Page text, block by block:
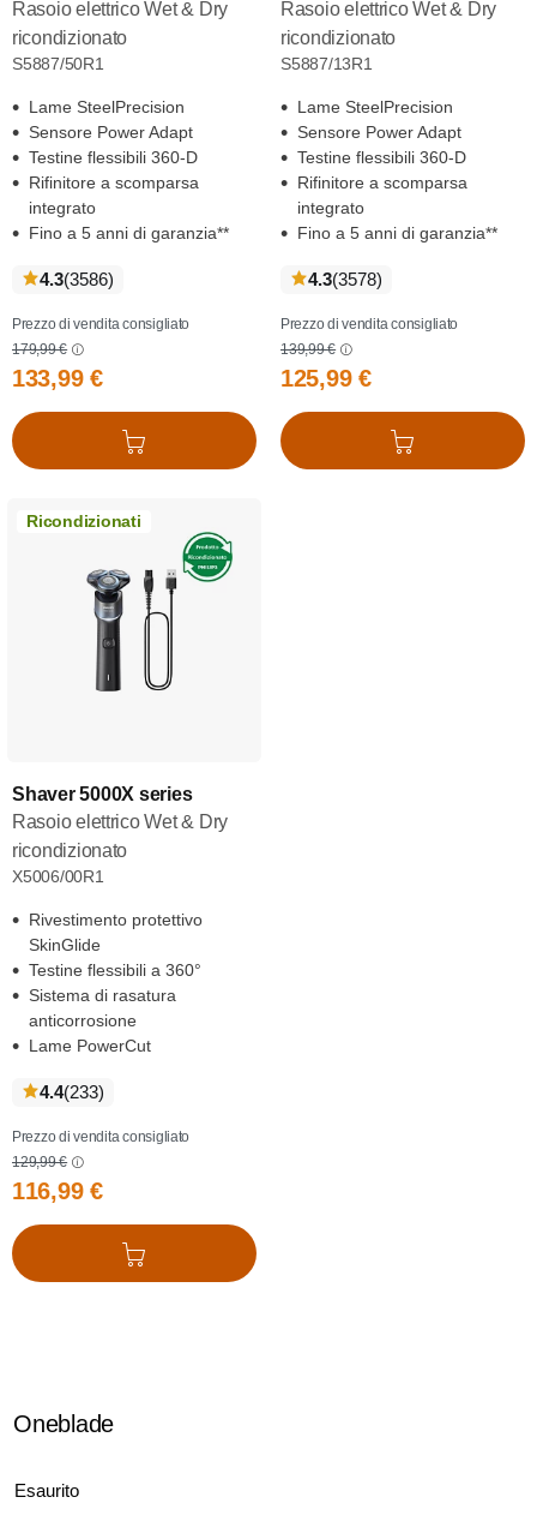
Rasoio elettrico Wet & Dry
ricondizionato
S5887/50R1
Lame SteelPrecision
Sensore Power Adapt
Testine flessibili 360-D
Rifinitore a scomparsa
integrato
Fino a 5 anni di garanzia**
4.3(3586recensioni
)
Prezzo di vendita consigliato
179,99 €
133,99 €
Aggiungi al carrello
Rasoio elettrico Wet & Dry
ricondizionato
S5887/13R1
Lame SteelPrecision
Sensore Power Adapt
Testine flessibili 360-D
Rifinitore a scomparsa
integrato
Fino a 5 anni di garanzia**
4.3(3578recensioni
)
Prezzo di vendita consigliato
139,99 €
125,99 €
Aggiungi al carrello
Ricondizionati
Shaver 5000X series
Rasoio elettrico Wet & Dry
ricondizionato
X5006/00R1
Rivestimento protettivo
SkinGlide
Testine flessibili a 360°
Sistema di rasatura
anticorrosione
Lame PowerCut
4.4(233recensioni
)
Prezzo di vendita consigliato
129,99 €
116,99 €
Aggiungi al carrello
Oneblade
Esaurito